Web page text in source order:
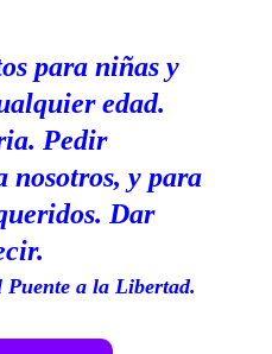
para niñas y
edad.
Pedir
nosotros, y para
Dar
a la Libertad.